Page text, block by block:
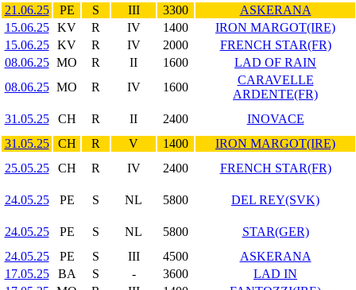
21.06.25
PE S III 3300
ASKERANA
15.06.25
KV R IV 1400
IRON MARGOT(IRE)
15.06.25
KV R IV 2000
FRENCH STAR(FR)
08.06.25 MO R II 1600
LAD OF RAIN
08.06.25 MO R IV 1600
CARAVELLE
ARDENTE(FR)
31.05.25
CH R II 2400
INOVACE
31.05.25
CH R V 1400
IRON MARGOT(IRE)
25.05.25
CH R IV 2400 FRENCH STAR(FR)
24.05.25 PE S NL 5800 DEL REY(SVK)
24.05.25 PE S NL 5800
STAR(GER)
24.05.25
PE S III 4500
ASKERANA
17.05.25
BA S - 3600
LAD IN